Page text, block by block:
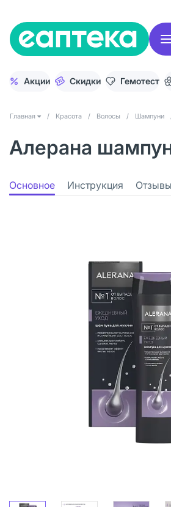
Акции Скидки Гемотест
Главная / Красота / Волосы / Шампуни
Алерана
Основное Инструкция Отзывы